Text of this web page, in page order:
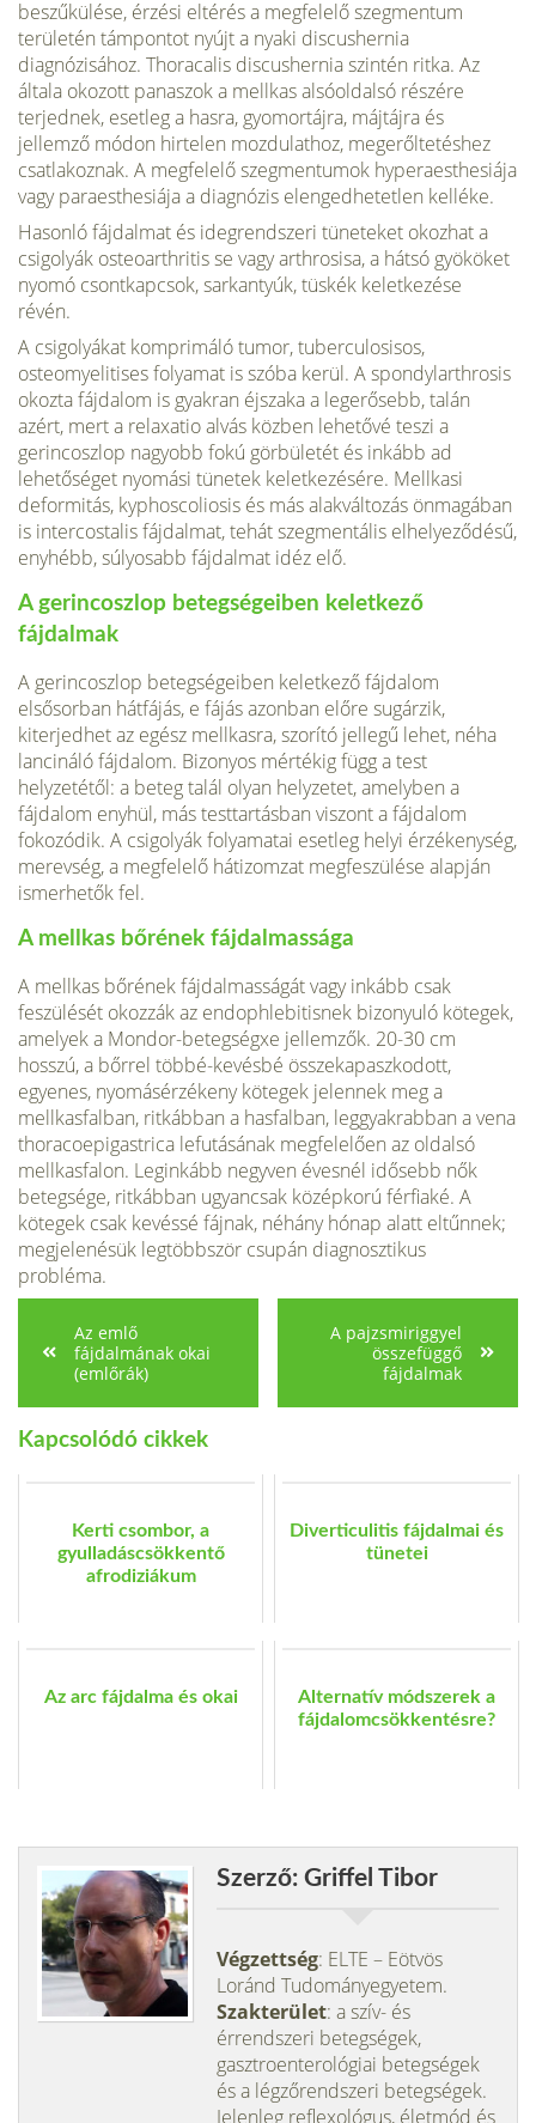
beszűkülése, érzési eltérés a megfelelő szegmentum
területén támpontot nyújt a nyaki discushernia
diagnózisához. Thoracalis discushernia szintén ritka. Az
általa okozott panaszok a mellkas alsóoldalsó részére
terjednek, esetleg a hasra, gyomortájra, májtájra és
jellemző módon hirtelen mozdulathoz, megerőltetéshez
csatlakoznak. A megfelelő szegmentumok hyperaesthesiája
vagy paraesthesiája a diagnózis elengedhetetlen kelléke.
Hasonló fájdalmat és idegrendszeri tüneteket okozhat a
csigolyák osteoarthritis se vagy arthrosisa, a hátsó gyököket
nyomó csontkapcsok, sarkantyúk, tüskék keletkezése
révén.
A csigolyákat komprimáló tumor, tuberculosisos,
osteomyelitises folyamat is szóba kerül. A spondylarthrosis
okozta fájdalom is gyakran éjszaka a legerősebb, talán
azért, mert a relaxatio alvás közben lehetővé teszi a
gerincoszlop nagyobb fokú görbületét és inkább ad
lehetőséget nyomási tünetek keletkezésére. Mellkasi
deformitás, kyphoscoliosis és más alakváltozás önmagában
is intercostalis fájdalmat, tehát szegmentális elhelyeződésű,
enyhébb, súlyosabb fájdalmat idéz elő.
A gerincoszlop betegségeiben keletkező
fájdalmak
A gerincoszlop betegségeiben keletkező fájdalom
elsősorban hátfájás, e fájás azonban előre sugárzik,
kiterjedhet az egész mellkasra, szorító jellegű lehet, néha
lancináló fájdalom. Bizonyos mértékig függ a test
helyzetétől: a beteg talál olyan helyzetet, amelyben a
fájdalom enyhül, más testtartásban viszont a fájdalom
fokozódik. A csigolyák folyamatai esetleg helyi érzékenység,
merevség, a megfelelő hátizomzat megfeszülése alapján
ismerhetők fel.
A mellkas bőrének fájdalmassága
A mellkas bőrének fájdalmasságát vagy inkább csak
feszülését okozzák az endophlebitisnek bizonyuló kötegek,
amelyek a Mondor-betegségxe jellemzők. 20-30 cm
hosszú, a bőrrel többé-kevésbé összekapaszkodott,
egyenes, nyomásérzékeny kötegek jelennek meg a
mellkasfalban, ritkábban a hasfalban, leggyakrabban a vena
thoracoepigastrica lefutásának megfelelően az oldalsó
mellkasfalon. Leginkább negyven évesnél idősebb nők
betegsége, ritkábban ugyancsak középkorú férfiaké. A
kötegek csak kevéssé fájnak, néhány hónap alatt eltűnnek;
megjelenésük legtöbbször csupán diagnosztikus
probléma.
Az emlő
fájdalmának okai
(emlőrák)
A pajzsmiriggyel
összefüggő
fájdalmak
Kapcsolódó cikkek
Kerti csombor, a
gyulladáscsökkentő
afrodiziákum
Diverticulitis fájdalmai és
tünetei
Az arc fájdalma és okai
Alternatív módszerek a
fájdalomcsökkentésre?
Szerző: Griffel Tibor
Végzettség: ELTE – Eötvös
Loránd Tudományegyetem.
Szakterület: a szív- és
érrendszeri betegségek,
gasztroenterológiai betegségek
és a légzőrendszeri betegségek.
Jelenleg reflexológus, életmód és